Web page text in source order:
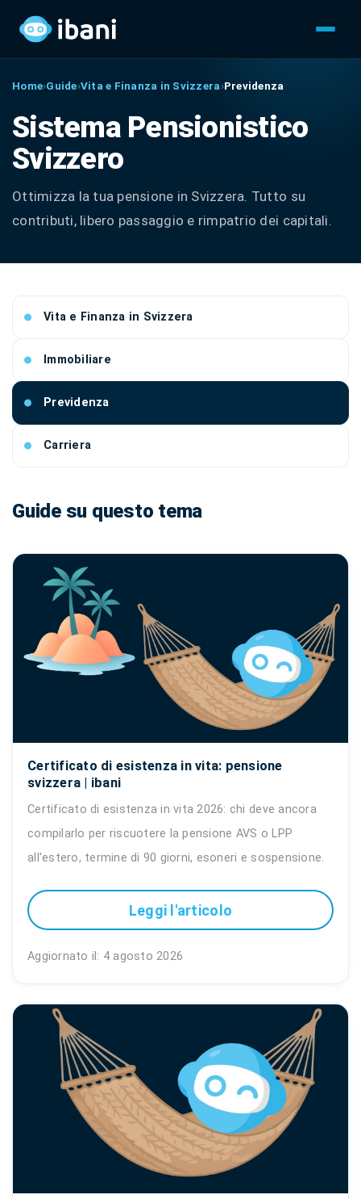
Home›Guide›Vita e Finanza in Svizzera›Previdenza
Sistema Pensionistico
Svizzero
Ottimizza la tua pensione in Svizzera. Tutto su
contributi, libero passaggio e rimpatrio dei capitali.
Vita e Finanza in Svizzera
Immobiliare
Previdenza
Carriera
Guide su questo tema
Certificato di esistenza in vita: pensione
svizzera | ibani
Certificato di esistenza in vita 2026: chi deve ancora
compilarlo per riscuotere la pensione AVS o LPP
all'estero, termine di 90 giorni, esoneri e sospensione.
Leggi l'articolo
Aggiornato il: 4 agosto 2026